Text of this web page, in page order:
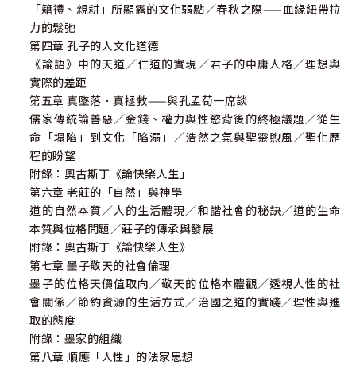
「籍禮、親耕」所顯露的文化弱點／春秋之際——血緣紐帶拉
力的鬆弛
第四章 孔子的人文化道德
《論語》中的天道／仁道的實現／君子的中庸人格／理想與
實際的差距
第五章 真墜落．真拯救——與孔孟荀一席談
儒家傳統論善惡／金錢、權力與性慾背後的終極議題／從生
命「塌陷」到文化「陷溺」／浩然之氣與聖靈煦風／聖化歷
程的盼望
附錄：奧古斯丁《論快樂人生」
第六章 老莊的「自然」與神學
道的自然本質／人的生活體現／和諧社會的秘訣／道的生命
本質與位格問題／莊子的傳承與發展
附錄：奧古斯丁《論快樂人生》
第七章 墨子敬天的社會倫理
墨子的位格天價值取向／敬天的位格本體觀／透視人性的社
會關係／節約資源的生活方式／治國之道的實踐／理性與進
取的態度
附錄：墨家的組織
第八章 順應「人性」的法家思想